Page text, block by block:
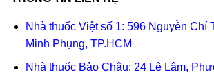
Nhà thuốc Việt số 1: 596 Nguyễn Chí
Minh Phụng, TP.HCM
Nhà thuốc Bảo Châu: 24 Lê Lâm,